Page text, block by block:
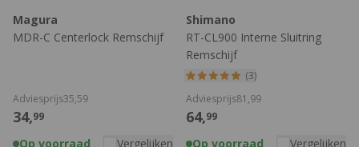
Magura
MDR-C Centerlock Remschijf
34,99
Adviesprijs35,59
Op voorraad Vergelijken
Shimano
RT-CL900 Interne Sluitring
Remschijf
(3)
64,99
Adviesprijs81,99
Op voorraad Vergelijken